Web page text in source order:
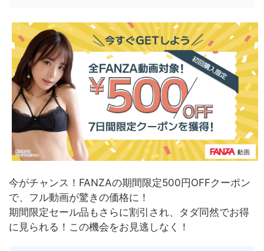
今がチャンス！FANZAの期間限定500円OFFクーポン
で、フル動画が驚きの価格に！
期間限定セール品もさらに割引され、タダ同然でお得
に見られる！ この機会をお見逃しなく！